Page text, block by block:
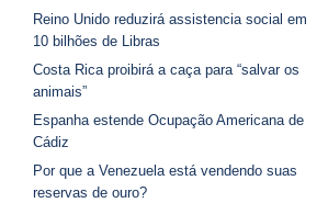
Reino Unido reduzirá assistencia social em
10 bilhões de Libras
Costa Rica proibirá a caça para “salvar os
animais”
Espanha estende Ocupação Americana de
Cádiz
Por que a Venezuela está vendendo suas
reservas de ouro?